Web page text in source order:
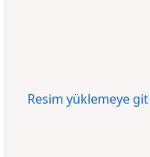
Resim yüklemeye git